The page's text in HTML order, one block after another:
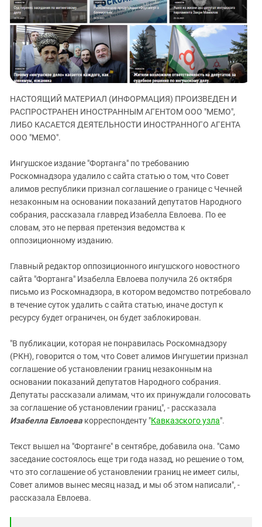
ЗАСТАВЛЯЕТ
КАВКАЗ ЗА ПАЛЕСТИНУ
ИНАКОМЫСЛИЕ В ЧЕЧНЕ
ПРЕСЛЕДОВАНИЕ АКТИВИСТОВ
МОБИЛИЗАЦИЯ И ПРОТЕСТЫ
Дагестан
Ингушетия
Кабардино-Балкария
Калмыкия
Карачаево-Черкесия
Краснодарский край
Российская Федерация
Северная Осетия - Алания
СКФО
Ставропольский край
Чечня
Южная Осетия
Южный Кавказ
ЮФО
НАСТОЯЩИЙ МАТЕРИАЛ (ИНФОРМАЦИЯ) ПРОИЗВЕДЕН И
РАСПРОСТРАНЕН ИНОСТРАННЫМ АГЕНТОМ ООО "МЕМО",
ЛИБО КАСАЕТСЯ ДЕЯТЕЛЬНОСТИ ИНОСТРАННОГО АГЕНТА
ООО "МЕМО".
Ингушское издание "Фортанга" по требованию
Роскомнадзора удалило с сайта статью о том, что Совет
алимов республики признал соглашение о границе с Чечней
незаконным на основании показаний депутатов Народного
собрания, рассказала главред Изабелла Евлоева. По ее
словам, это не первая претензия ведомства к
оппозиционному изданию.
Главный редактор оппозиционного ингушского новостного
сайта "Фортанга" Изабелла Евлоева получила 26 октября
письмо из Роскомнадзора, в котором ведомство потребовало
в течение суток удалить с сайта статью, иначе доступ к
ресурсу будет ограничен, он будет заблокирован.
"В публикации, которая не понравилась Роскомнадзору
(РКН), говорится о том, что Совет алимов Ингушетии признал
соглашение об установлении границ незаконным на
основании показаний депутатов Народного собрания.
Депутаты рассказали алимам, что их принуждали голосовать
за соглашение об установлении границ", - рассказала
Изабелла Евлоева корреспонденту "Кавказского узла".
Текст вышел на "Фортанге" в сентябре, добавила она. "Само
заседание состоялось еще три года назад, но решение о том,
что это соглашение об установлении границ не имеет силы,
Совет алимов вынес месяц назад, и мы об этом написали", -
рассказала Евлоева.